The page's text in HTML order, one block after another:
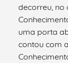
decorreu, no
uma porta
contou com